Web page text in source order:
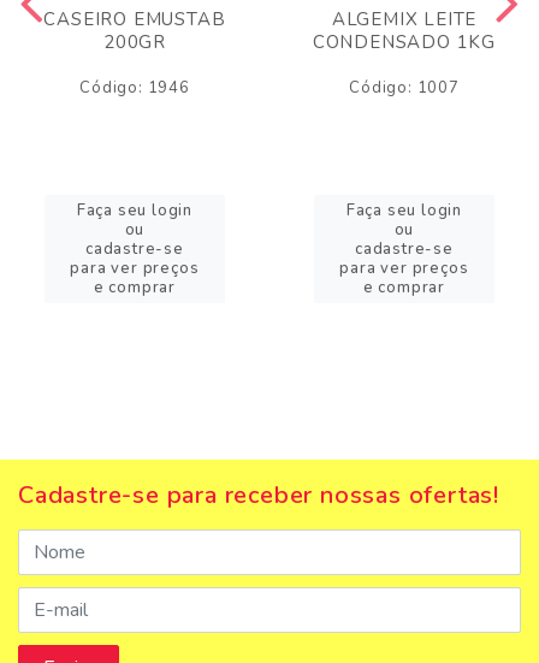
CASEIRO EMUSTAB
200GR
Código: 1946
Faça seu login
ou
cadastre-se
para ver preços
e comprar
ALGEMIX LEITE
CONDENSADO 1KG
Código: 1007
Faça seu login
ou
cadastre-se
para ver preços
e comprar
Cadastre-se para receber nossas ofertas!